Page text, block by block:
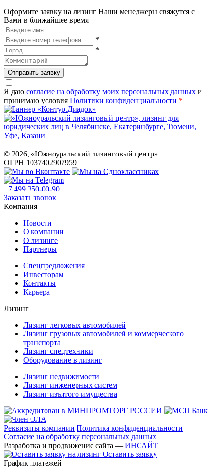
Оформите заявку на лизинг Наши менеджеры свяжутся с
Вами в ближайшее время
*
*
Отправить заявку
Я даю согласие на обработку моих персональных данных и
принимаю условия Политики конфиденциальности *
© 2026, «Южноуральский лизинговый центр»
ОГРН 1037402907959
+7 499 350-00-90
Заказать звонок
Компания
Новости
О компании
О лизинге
Партнеры
Спецпредложения
Инвесторам
Контакты
Карьера
Лизинг
Лизинг легковых автомобилей
Лизинг грузовых автомобилей и коммерческого
транспорта
Лизинг спецтехники
Оборудование в лизинг
Лизинг недвижимости
Лизинг инженерных систем
Лизинг изъятого имущества
Реквизиты компании Политика конфиденциальности
Согласие на обработку персональных данных
Разработка и продвижение сайта — ИНСАЙТ
Оставить заявку
График платежей